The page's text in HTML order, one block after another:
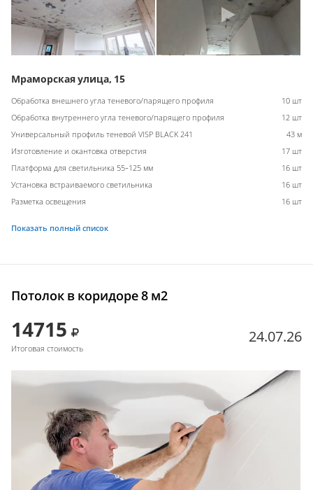
Мраморская улица, 15
Обработка внешнего угла теневого/парящего профиля
10 шт
Обработка внутреннего угла теневого/парящего профиля
12 шт
Универсальный профиль теневой VISP BLACK 241
43 м
Изготовление и окантовка отверстия
17 шт
Платформа для светильника 55-125 мм
16 шт
Установка встраиваемого светильника
16 шт
Разметка освещения
16 шт
Показать полный список
Потолок в коридоре 8 м2
14715
Итоговая стоимость
24.07.26